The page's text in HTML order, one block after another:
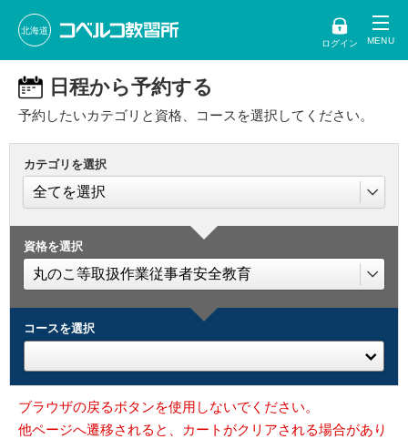
北海道
ログイン
日程から予約する
予約したいカテゴリと資格、コースを選択してください。
カテゴリを選択
資格を選択
コースを選択
ブラウザの戻るボタンを使用しないでください。
他ページへ遷移されると、カートがクリアされる場合があり